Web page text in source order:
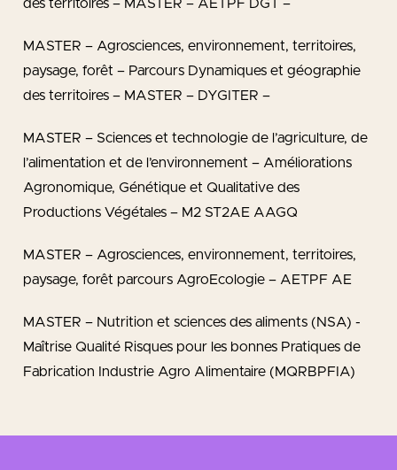
des territoires – MASTER – AETPF DGT –
MASTER – Agrosciences, environnement, territoires,
paysage, forêt – Parcours Dynamiques et géographie
des territoires – MASTER – DYGITER –
MASTER – Sciences et technologie de l’agriculture, de
l’alimentation et de l’environnement – Améliorations
Agronomique, Génétique et Qualitative des
Productions Végétales – M2 ST2AE AAGQ
MASTER – Agrosciences, environnement, territoires,
paysage, forêt parcours AgroEcologie – AETPF AE
MASTER – Nutrition et sciences des aliments (NSA) -
Maîtrise Qualité Risques pour les bonnes Pratiques de
Fabrication Industrie Agro Alimentaire (MQRBPFIA)